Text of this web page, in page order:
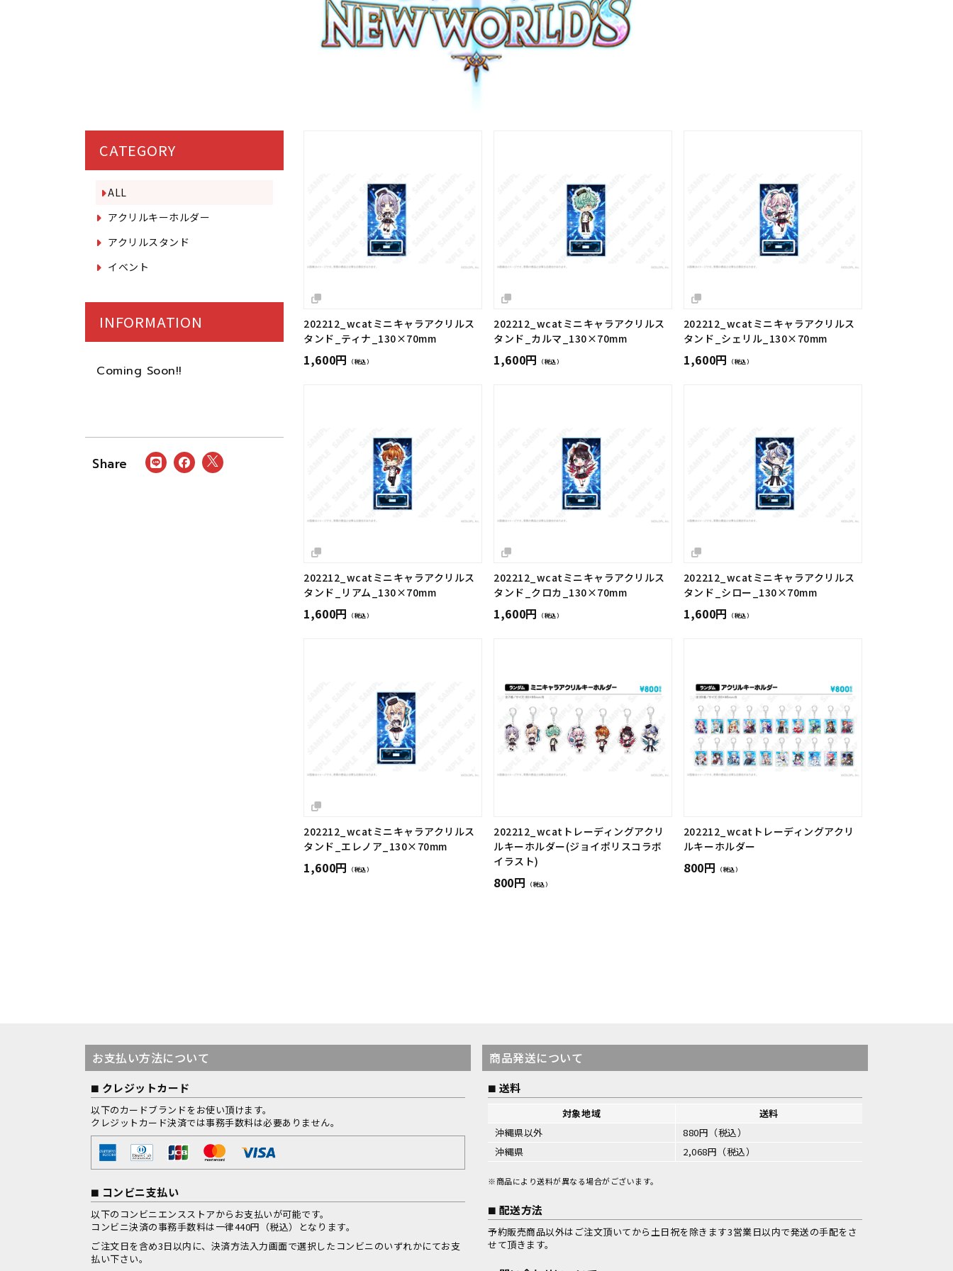
202212_wcatミニキャラアクリルス
タンド_ティナ_130×70mm
1,600円 （税込）
202212_wcatミニキャラアクリルス
タンド_カルマ_130×70mm
1,600円 （税込）
202212_wcatミニキャラアクリルス
タンド_シェリル_130×70mm
1,600円 （税込）
202212_wcatミニキャラアクリルス
タンド_リアム_130×70mm
1,600円 （税込）
202212_wcatミニキャラアクリルス
タンド_クロカ_130×70mm
1,600円 （税込）
202212_wcatミニキャラアクリルス
タンド_シロー_130×70mm
1,600円 （税込）
202212_wcatミニキャラアクリルス
タンド_エレノア_130×70mm
1,600円 （税込）
202212_wcatトレーディングアクリ
ルキーホルダー(ジョイポリスコラボ
イラスト)
800円 （税込）
202212_wcatトレーディングアクリ
ルキーホルダー
800円 （税込）
CATEGORY
ALL
アクリルキーホルダー
アクリルスタンド
イベント
INFORMATION
Coming Soon!!
お支払い方法について
クレジットカード
以下のカードブランドをお使い頂けます。
クレジットカード決済では事務手数料は必要ありません。
コンビニ支払い
以下のコンビニエンスストアからお支払いが可能です。
コンビニ決済の事務手数料は一律440円（税込）となります。
ご注文日を含め3日以内に、決済方法入力画面で選択したコンビニのいずれかにてお支
払い下さい。
商品発送について
送料
対象地域
送料
沖縄県以外
880円（税込）
沖縄県
2,068円（税込）
※商品により送料が異なる場合がございます。
配送方法
予約販売商品以外はご注文頂いてから土日祝を除きます3営業日以内で発送の手配をさ
せて頂きます。